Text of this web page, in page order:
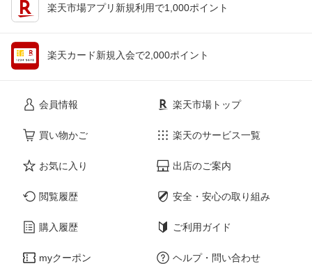
楽天市場アプリ新規利用で1,000ポイント
楽天カード新規入会で2,000ポイント
会員情報
買い物かご
お気に入り
閲覧履歴
購入履歴
myクーポン
楽天市場トップ
楽天のサービス一覧
出店のご案内
安全・安心の取り組み
ご利用ガイド
ヘルプ・問い合わせ